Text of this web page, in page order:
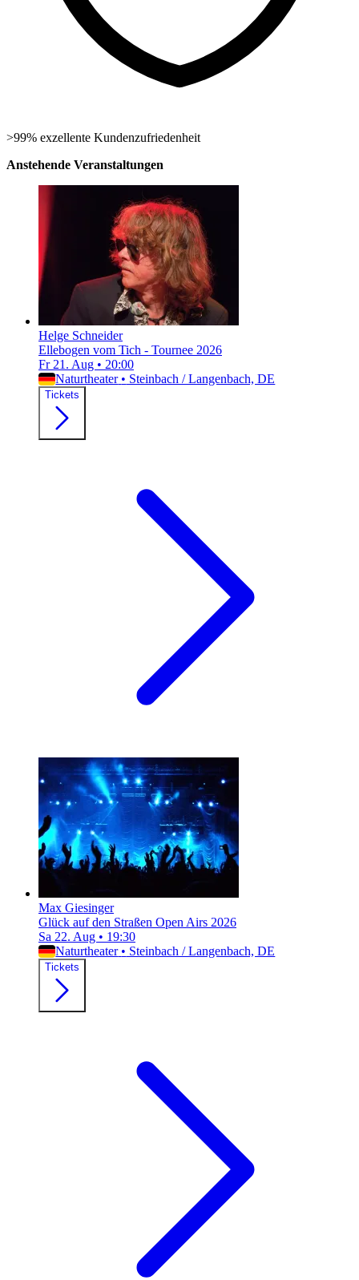
>99% exzellente Kundenzufriedenheit
Anstehende Veranstaltungen
Helge Schneider
Ellebogen vom Tich - Tournee 2026
Fr 21. Aug • 20:00
Naturtheater • Steinbach / Langenbach, DE
Tickets
Max Giesinger
Glück auf den Straßen Open Airs 2026
Sa 22. Aug • 19:30
Naturtheater • Steinbach / Langenbach, DE
Tickets